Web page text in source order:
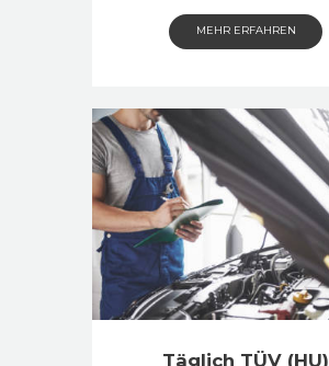
MEHR ERFAHREN
Täglich TÜV (HU)